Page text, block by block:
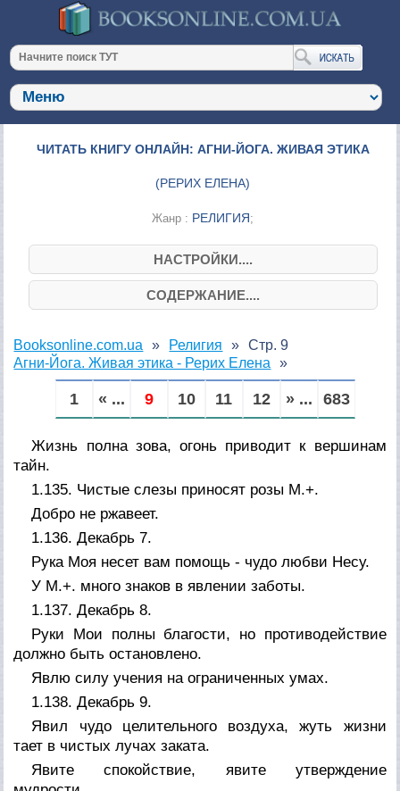
ЧИТАТЬ КНИГУ ОНЛАЙН: АГНИ-ЙОГА. ЖИВАЯ ЭТИКА
(РЕРИХ ЕЛЕНА)
Жанр : РЕЛИГИЯ;
НАСТРОЙКИ....
СОДЕРЖАНИЕ....
Booksonline.com.ua
Религия
Агни-Йога. Живая этика - Рерих Елена
Стр. 9
1 « ... 9 10 11 12 » ... 683
Жизнь полна зова, огонь приводит к вершинам
тайн.
1.135. Чистые слезы приносят розы М.+.
Добро не ржавеет.
1.136. Декабрь 7.
Рука Моя несет вам помощь - чудо любви Несу.
У М.+. много знаков в явлении заботы.
1.137. Декабрь 8.
Руки Мои полны благости, но противодействие
должно быть остановлено.
Явлю силу учения на ограниченных умах.
1.138. Декабрь 9.
Явил чудо целительного воздуха, жуть жизни
тает в чистых лучах заката.
Явите спокойствие, явите утверждение